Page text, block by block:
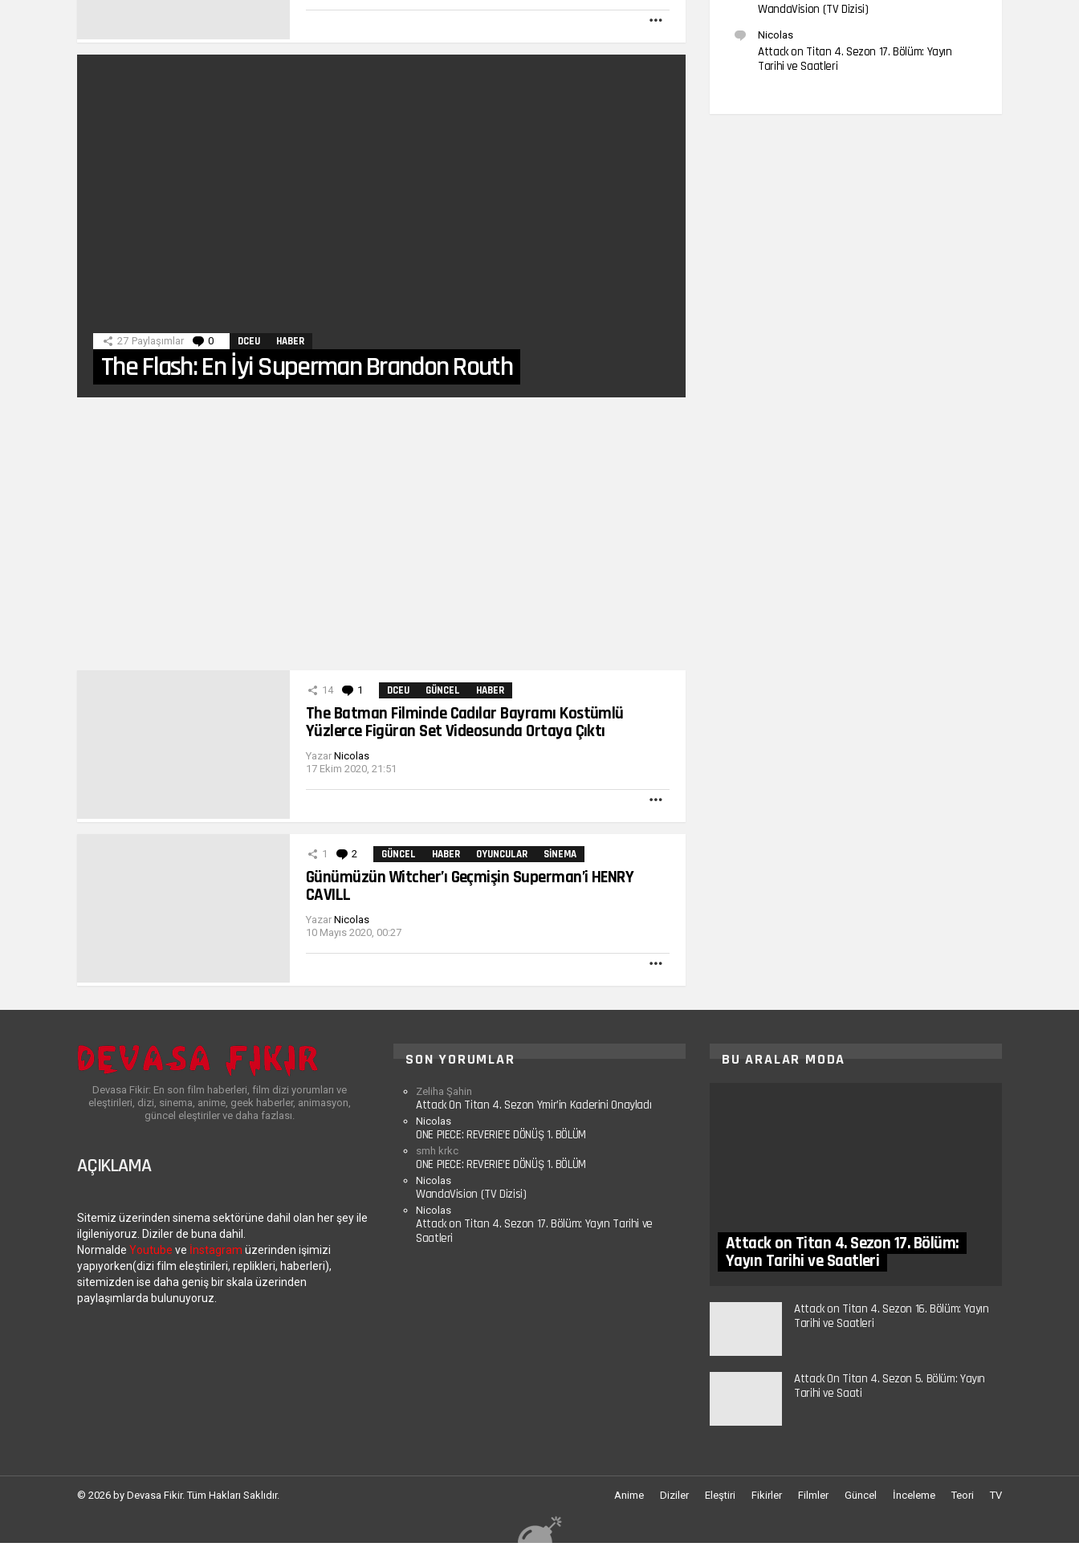
27 Paylaşımlar 0 Yorumlar
DCEU HABER
The Flash: En İyi Superman Brandon Routh
14 1 YorumDCEU GÜNCEL HABER
The Batman Filminde Cadılar Bayramı Kostümlü
Yüzlerce Figüran Set Videosunda Ortaya Çıktı
Yazar Nicolas
17 Ekim 2020, 21:51
1 2 YorumGÜNCEL HABER OYUNCULAR SINEMA
Günümüzün Witcher’ı Geçmişin Superman’i HENRY
CAVILL
Yazar Nicolas
10 Mayıs 2020, 00:27
WandaVision (TV Dizisi)
Nicolas
Attack on Titan 4. Sezon 17. Bölüm: Yayın
Tarihi ve Saatleri
Devasa Fikir: En son film haberleri, film dizi yorumları ve
eleştirileri, dizi, sinema, anime, geek haberler, animasyon,
güncel eleştiriler ve daha fazlası.
AÇIKLAMA
Sitemiz üzerinden sinema sektörüne dahil olan her şey ile
ilgileniyoruz. Diziler de buna dahil.
Normalde Youtube ve İnstagram üzerinden işimizi
yapıyorken(dizi film eleştirileri, replikleri, haberleri),
sitemizden ise daha geniş bir skala üzerinden
paylaşımlarda bulunuyoruz.
SON YORUMLAR
Zeliha Şahin
Attack On Titan 4. Sezon Ymir’in Kaderini Onayladı
Nicolas
ONE PIECE: REVERIE’E DÖNÜŞ 1. BÖLÜM
smh krkc
ONE PIECE: REVERIE’E DÖNÜŞ 1. BÖLÜM
Nicolas
WandaVision (TV Dizisi)
Nicolas
Attack on Titan 4. Sezon 17. Bölüm: Yayın Tarihi ve
Saatleri
BU ARALAR MODA
Attack on Titan 4. Sezon 17. Bölüm:
Yayın Tarihi ve Saatleri
Attack on Titan 4. Sezon 16. Bölüm: Yayın
Tarihi ve Saatleri
Attack On Titan 4. Sezon 5. Bölüm: Yayın
Tarihi ve Saati
© 2026 by Devasa Fikir. Tüm Hakları Saklıdır. Anime Diziler Eleştiri Fikirler Filmler Güncel İnceleme Teori TV